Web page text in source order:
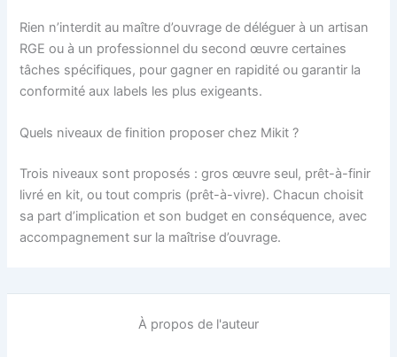
Rien n’interdit au maître d’ouvrage de déléguer à un artisan
RGE ou à un professionnel du second œuvre certaines
tâches spécifiques, pour gagner en rapidité ou garantir la
conformité aux labels les plus exigeants.
Quels niveaux de finition proposer chez Mikit ?
Trois niveaux sont proposés : gros œuvre seul, prêt-à-finir
livré en kit, ou tout compris (prêt-à-vivre). Chacun choisit
sa part d’implication et son budget en conséquence, avec
accompagnement sur la maîtrise d’ouvrage.
À propos de l'auteur